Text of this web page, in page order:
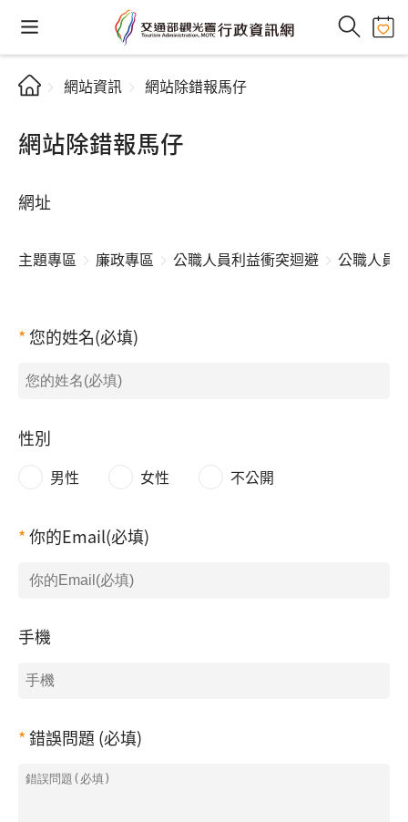
網站資訊 網站除錯報馬仔
網站除錯報馬仔
網址
主題專區 廉政專區 公職人員利益衝突迴避 公職人員
您的姓名(必填)
性別
男性 女性 不公開
你的Email(必填)
手機
錯誤問題 (必填)